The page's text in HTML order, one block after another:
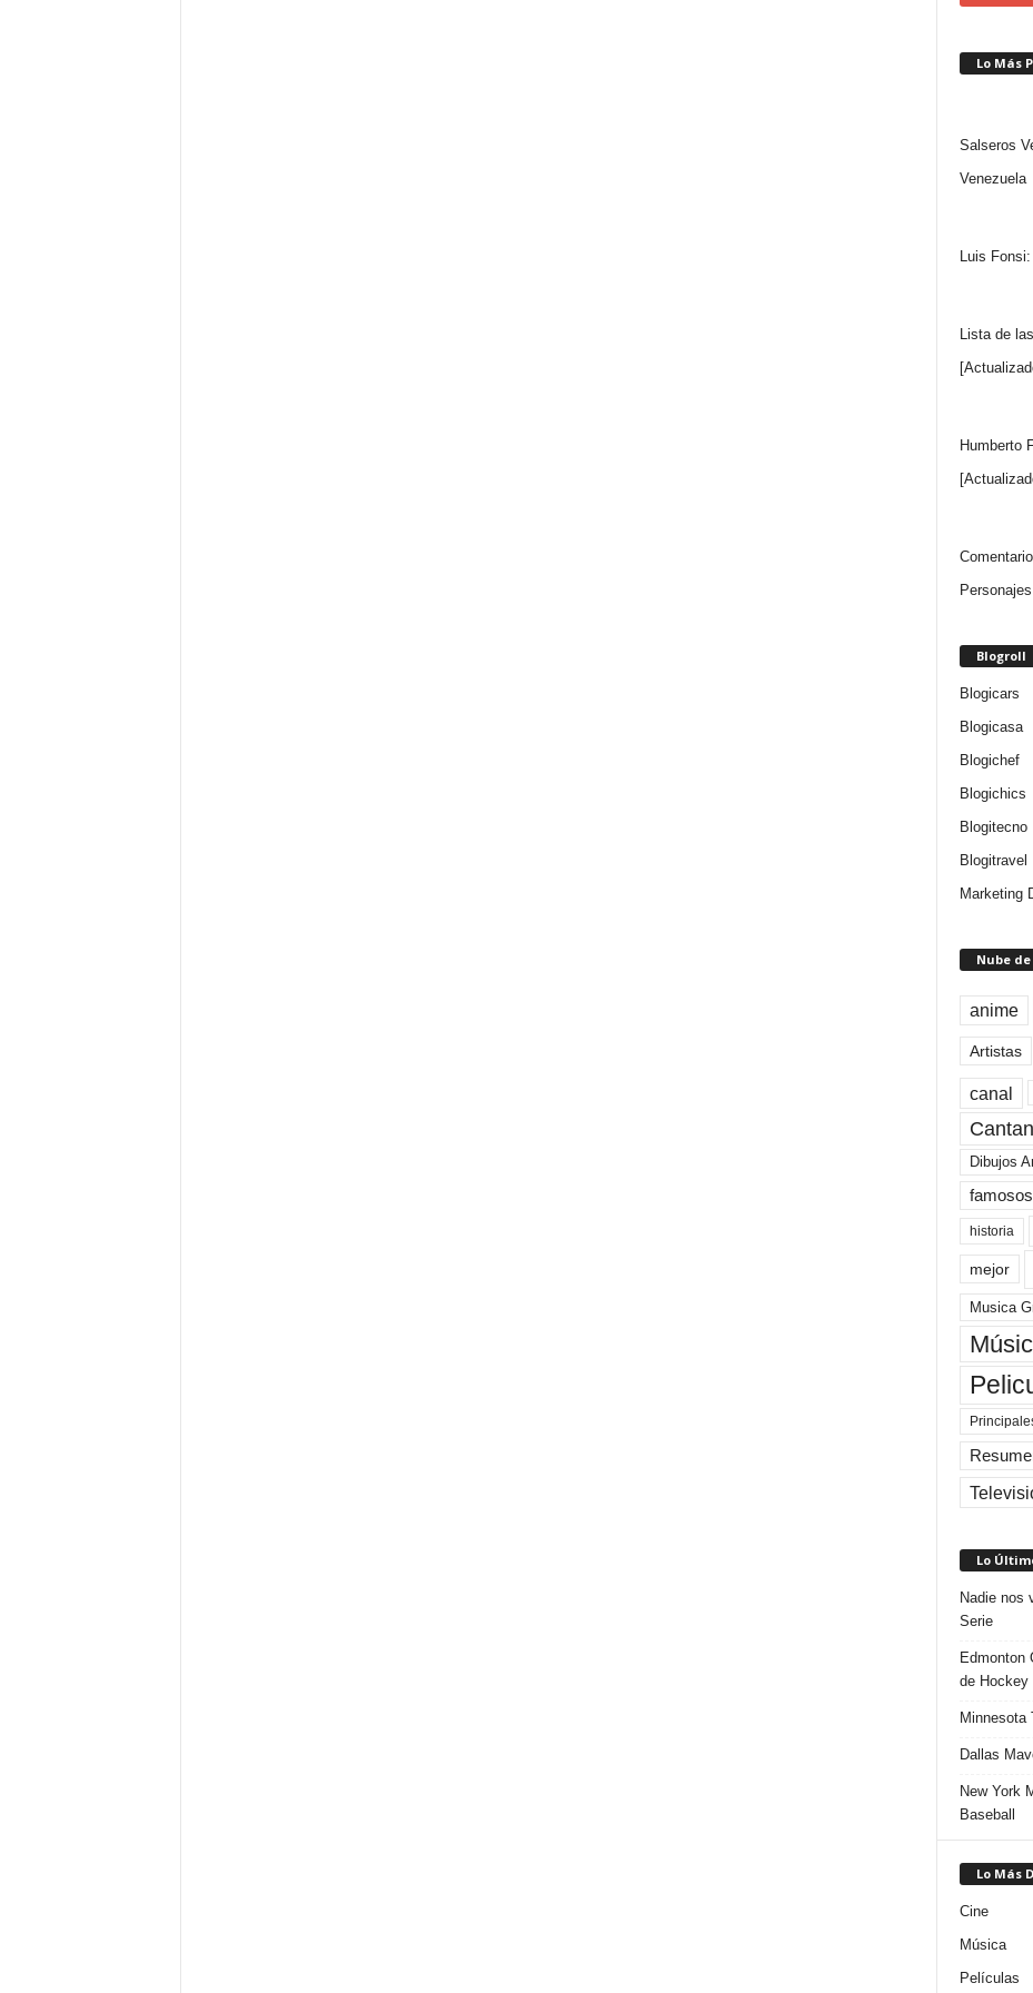
Lo Más
Salseros
Venezuela
Luis
Lista de
Humberto
Blogroll
Blogicars
Blogicasa
Blogichef
Blogichics
Blogitecno
Blogitravel
Marketing
Nube
anime
Artistas
canal
Dibujos
famosos
historia
mejor
Musica
Lo
Nadie nos
Serie
Edmonton
de Hockey
Minnesota
Dallas
New York
Baseball
Lo Más
Cine
Música
Películas